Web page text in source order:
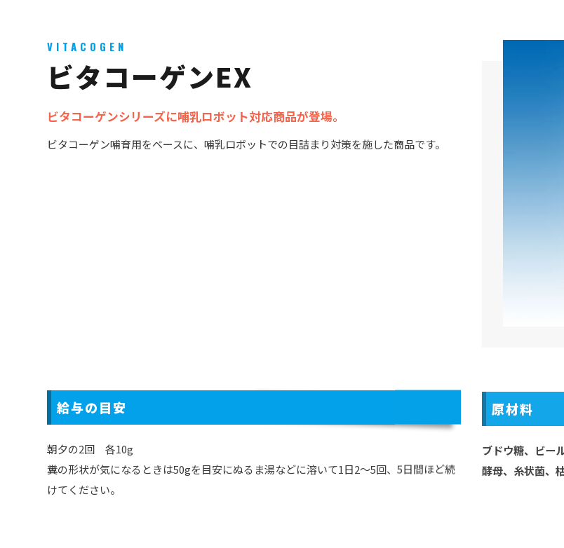
VITACOGEN
ビタコーゲンEX
ビタコーゲンシリーズに哺乳ロボット対応商品が登場。
ビタコーゲン哺育用をベースに、哺乳ロボットでの目詰まり対策を施した商品です。
給与の目安
朝夕の2回 各10g
糞の形状が気になるときは50gを目安にぬるま湯などに溶いて1日2～5回、5日間ほど続
けてください。
原材料
ブドウ糖、ビー
酵母、糸状菌、